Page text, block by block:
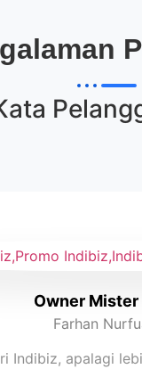
Owner Mister
Farhan
Indibiz, apalagi